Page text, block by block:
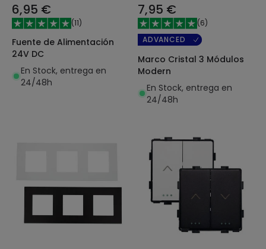
6,95 €
(11)
Fuente de Alimentación
24V DC
En Stock, entrega en
24/48h
7,95 €
(6)
ADVANCED
Marco Cristal 3 Módulos
Modern
En Stock, entrega en
24/48h